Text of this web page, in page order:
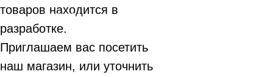
товаров находится в
разработке.
Приглашаем вас посетить
наш магазин, или уточнить
Звоните: